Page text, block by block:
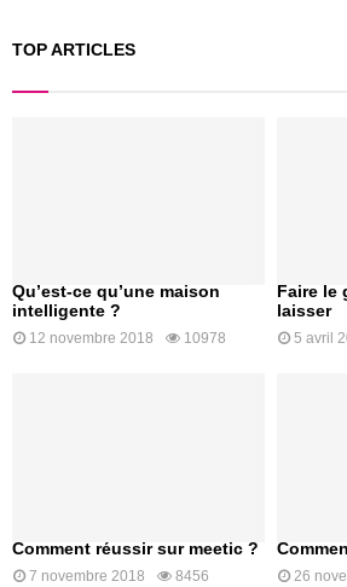
TOP ARTICLES
Qu’est-ce qu’une maison
intelligente ?
12 novembre 2018 10978
Faire le
laisser
5 avril
Comment réussir sur meetic ?
7 novembre 2018 8456 26